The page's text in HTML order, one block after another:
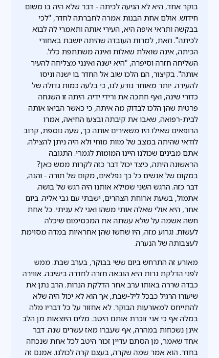
בוקר אחד, היא לא הגיעה לכיתה - דבר שלא היה בו משום
חידוש. אולם אחת הבנות אמרה לחברתה לחדר, "לכי
בבקשה ותראי איפה היא, העירי אותה ותאמרי לה לבוא
לכיתה". וזאת, למרות העובדה שהיתה יושבת באחורי
הכיתה, אינה שואלת שאלות ואינה משתתפת כלל.
השליחה חזרה וסיפרה, "היא ישנה ואינני מצליחה להעיר
אותה". בקיצור, הם הלכו שוב אל החדר בו ישנה וניסו
להעירה. יותר מאוחר נודע לנו, כי בלעה כמות גדולה של
כדורי שינה, ואף חתכה את ורידי ידיה. היתה זו השגחה
פרטית שהן הלכו לבדוק מה איתה, כי כאשר הביאו אותה
לבית-רפואה, שאבו את קיבתה ובצעו החיאה, אמרו
הרופאים שאילו היו משאירים אותה כך, שעה נוספת, קרוב
לודאי שהיתה במצב של מוות מוחי ולא היה ניתן להצילה.
אתם מבינים שכולנו היינו המומות לגמרי. התגובה
הראשונה היתה, כיצד יכול דבר כזה לקרות ממש כאן?
במקום של אנשים כל כך נפלאים, מקום של תורה - והנה,
דבר כזה. הרגש השני שמילא אותנו היה רגש של בושה.
אתמול, בשעת ארוחת הצהרים, ישבתי עם גבי אליה. ביום
אחר, היא אולי שאלה אותי משהו ואני לא עניתי. כל אחת
חשה אשמה על שלא עשתה את המכסימום שיכלה
לעשות. וגרוע מזה, היו שחשו שהן אחראיות במדה מסוימת
לעצבותה של הנערה.
מאורע זה התרחש ביום ששי בבוקר, בערב שבת. ממש
לפני הדלקת נרות היא הובאה חזרה לחדרה בישיבה. אווירה
כבדה שררה באותו ערב אחר הדלקת הנרות. הרב נתן את
שיעורו הרגיל כבכל ליל-שבת, אך הוא לא יכול היה שלא
להתייחס למאורעות הבוקר. לא אחזור על כל דבריו מלה
במלה אף כי אני זוכרת אותם היטב. מלים היוצאות מן הלב
אינן נשכחות במהרה, אף שעברו מאז עשרים שנה. דבר
אחד שאמר, מן הסתם עדיין זכור היטב לכל אחת שנכחה
בחדר. הוא אמר שמה שקרה, בעצם קרה לכולנו. אמנם זה